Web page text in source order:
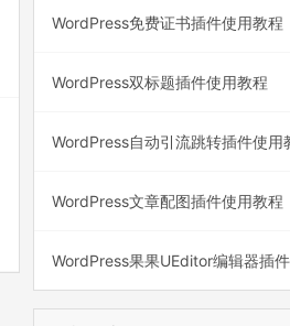
WordPress免费证书插件使用教程
WordPress双标题插件使用教程
WordPress自动引流跳转插件使用
WordPress文章配图插件使用教程
WordPress果果UEditor编辑器插